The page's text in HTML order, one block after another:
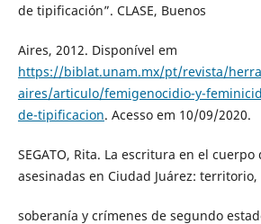
de tipificación”. CLASE, Buenos
Aires, 2012. Disponível em
https://biblat.unam.mx/pt/revista/
aires/articulo/femigenocidio-y-
de-tipificacion. Acesso em 10/09/2020.
SEGATO, Rita. La escritura en el
asesinadas en Ciudad Juárez: territorio,
soberanía y crímenes de segundo